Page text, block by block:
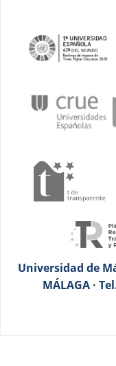
Universidad de
MÁLAGA ·